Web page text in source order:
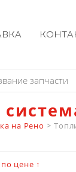
на Рено >
по цене ↑